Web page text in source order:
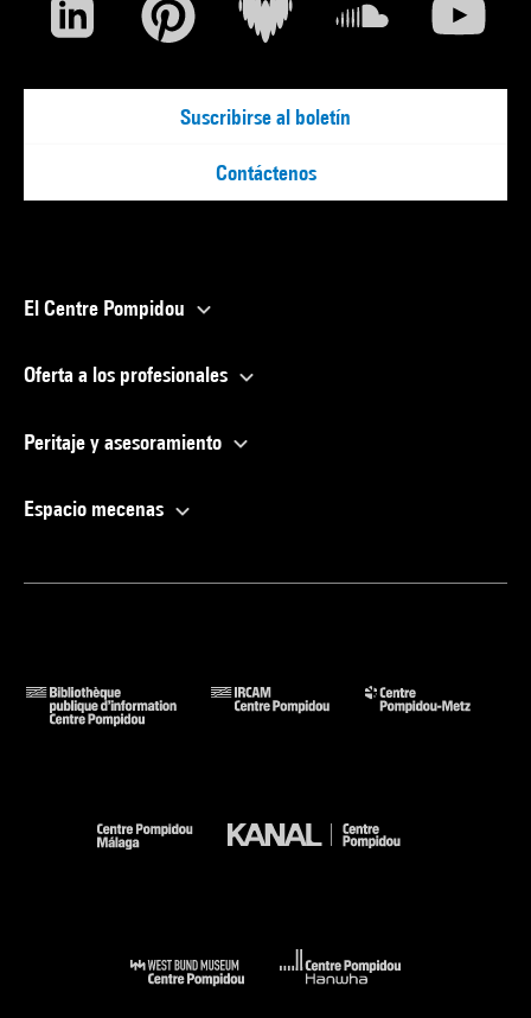
Suscribirse al boletín
Contáctenos
El Centre Pompidou
Oferta a los profesionales
Peritaje y asesoramiento
Espacio mecenas